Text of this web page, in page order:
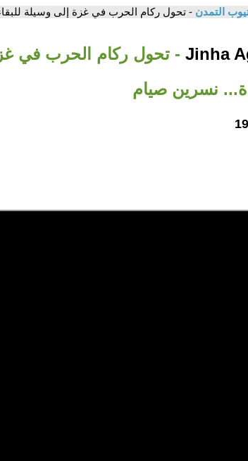
التمدن - تحول ركام الحرب في غزة إلى وسيلة
- تحول ركام الحرب في
نسرين صيام